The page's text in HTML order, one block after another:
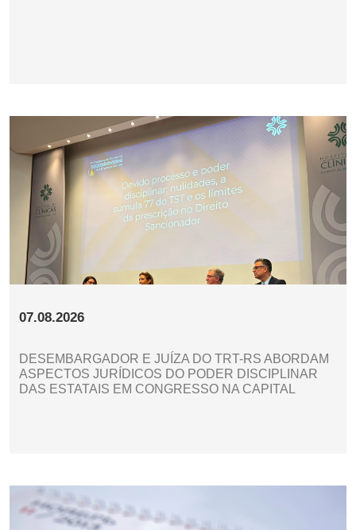
07.08.2026
DESEMBARGADOR E JUÍZA DO TRT-RS ABORDAM
ASPECTOS JURÍDICOS DO PODER DISCIPLINAR
DAS ESTATAIS EM CONGRESSO NA CAPITAL